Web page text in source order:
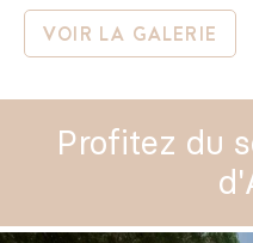
VOIR LA GALERIE
Profitez du s
d'